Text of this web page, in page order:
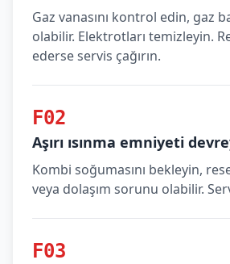
Gaz vanasını kontrol edin, gaz
olabilir. Elektrotları temizleyin.
ederse servis çağırın.
F02
Aşırı ısınma emniyeti
Kombi soğumasını bekleyin,
veya dolaşım sorunu olabilir.
F03